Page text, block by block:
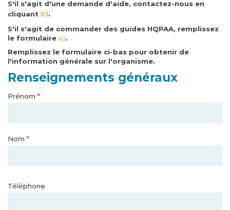
S'il s'agit d'une demande d'aide, contactez-nous en
cliquant ici.
S'il s'agit de commander des guides HQPAA, remplissez
le formulaire ici.
Remplissez le formulaire ci-bas pour obtenir de
l'information générale sur l'organisme.
Renseignements généraux
Prénom *
Nom *
Téléphone